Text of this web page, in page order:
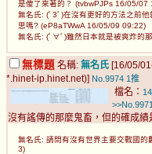
是傻了來著的？ (tvbwPJPs 16/05/07
無名氏: (ﾟ3ﾟ)在沒有更好的方法之前
思嗎? (eP8aTWwA 16/05/09 09:22)
無名氏: (ﾟ∀ﾟ)雖然日本就是被爽炸的
無標題 名稱: 無名氏 [16/05/
*.hinet-ip.hinet.net)] No.9974 1推
檔名：
>>No.9971
沒有謠傳的那麼鬼畜，但的確成績
無名氏: 請問有沒有世界主要交戰國
3)